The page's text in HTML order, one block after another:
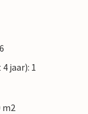
jaar): 1
m2